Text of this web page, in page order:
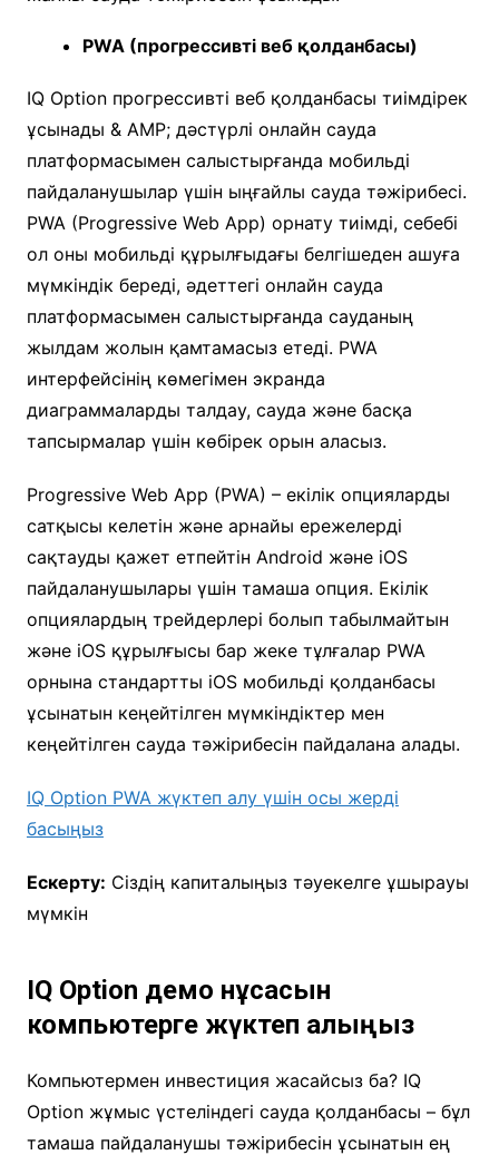
PWA (прогрессивті веб қолданбасы)
IQ Option прогрессивті веб қолданбасы тиімдірек
ұсынады & AMP; дәстүрлі онлайн сауда
платформасымен салыстырғанда мобильді
пайдаланушылар үшін ыңғайлы сауда тәжірибесі.
PWA (Progressive Web App) орнату тиімді, себебі
ол оны мобильді құрылғыдағы белгішеден ашуға
мүмкіндік береді, әдеттегі онлайн сауда
платформасымен салыстырғанда сауданың
жылдам жолын қамтамасыз етеді. PWA
интерфейсінің көмегімен экранда
диаграммаларды талдау, сауда және басқа
тапсырмалар үшін көбірек орын аласыз.
Progressive Web App (PWA) – екілік опцияларды
сатқысы келетін және арнайы ережелерді
сақтауды қажет етпейтін Android және iOS
пайдаланушылары үшін тамаша опция. Екілік
опциялардың трейдерлері болып табылмайтын
және iOS құрылғысы бар жеке тұлғалар PWA
орнына стандартты iOS мобильді қолданбасы
ұсынатын кеңейтілген мүмкіндіктер мен
кеңейтілген сауда тәжірибесін пайдалана алады.
IQ Option PWA жүктеп алу үшін осы жерді
басыңыз
Ескерту: Сіздің капиталыңыз тәуекелге ұшырауы
мүмкін
IQ Option демо нұсқасын
компьютерге жүктеп алыңыз
Компьютермен инвестиция жасайсыз ба? IQ
Option жұмыс үстеліндегі сауда қолданбасы – бұл
тамаша пайдаланушы тәжірибесін ұсынатын ең